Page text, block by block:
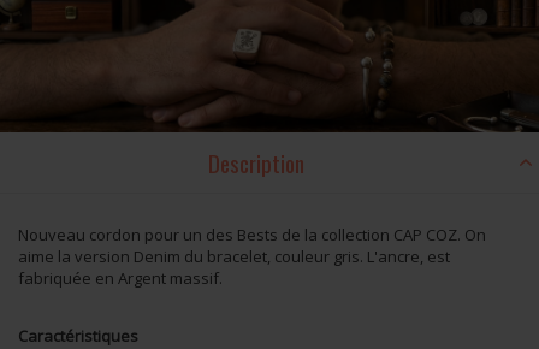
Description
Nouveau cordon pour un des Bests de la collection CAP COZ. On
aime la version Denim du bracelet, couleur gris. L'ancre, est
fabriquée en Argent massif.
Caractéristiques